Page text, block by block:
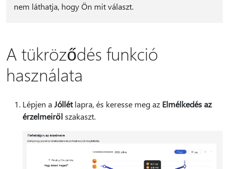
nem láthatja, hogy Ön mit választ.
A tükröződés funkció
használata
Lépjen a Jóllétlapra, és keresse meg az Elmélkedés az
érzelmeirőlszakaszt.